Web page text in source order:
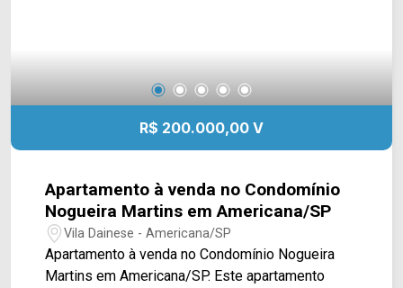
Presente em cada mudança!
R$ 200.000,00 V
Apartamento à venda no Condomínio
Nogueira Martins em Americana/SP
Vila Dainese - Americana/SP
Apartamento à venda no Condomínio Nogueira
Martins em Americana/SP. Este apartamento